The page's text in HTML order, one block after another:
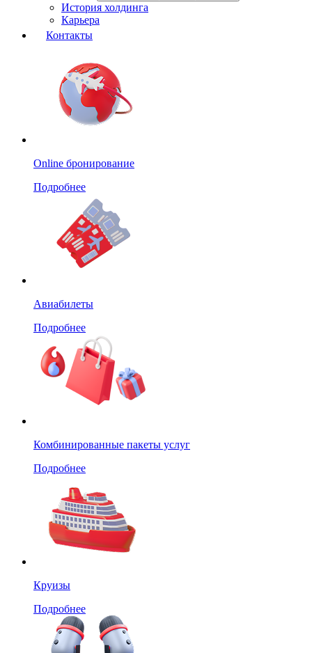
История холдинга
Карьера
Контакты
Online бронирование
Подробнее
Авиабилеты
Подробнее
Комбинированные пакеты услуг
Подробнее
Круизы
Подробнее